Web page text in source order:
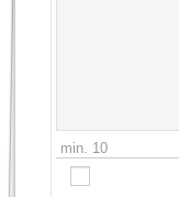
min. 10